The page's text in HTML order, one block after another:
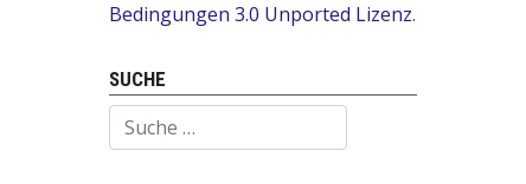
Bedingungen 3.0 Unported Lizenz.
SUCHE
Suchen